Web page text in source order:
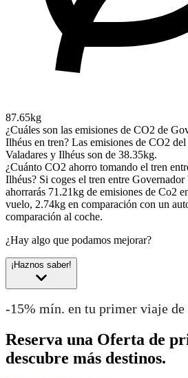
87.65kg
¿Cuáles son las emisiones de CO2 de
Ilhéus en tren? Las emisiones de CO2
Valadares y Ilhéus son de 38.35kg.
¿Cuánto CO2 ahorro tomando el tren
Ilhéus? Si coges el tren entre
ahorrarás 71.21kg de emisiones de Co2
vuelo, 2.74kg en comparación con un
comparación al coche.
¿Hay algo que podamos mejorar?
¡Haznos saber!
-15% mín. en tu primer viaje de
Reserva una Oferta de
descubre más destinos.